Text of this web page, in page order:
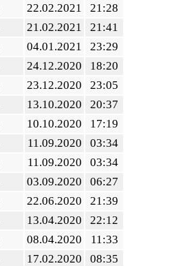
22.02.2021
21:28
21.02.2021
21:41
04.01.2021
23:29
24.12.2020
18:20
23.12.2020
23:05
13.10.2020
20:37
10.10.2020
17:19
11.09.2020
03:34
11.09.2020
03:34
03.09.2020
06:27
22.06.2020
21:39
13.04.2020
22:12
08.04.2020
11:33
17.02.2020
08:35